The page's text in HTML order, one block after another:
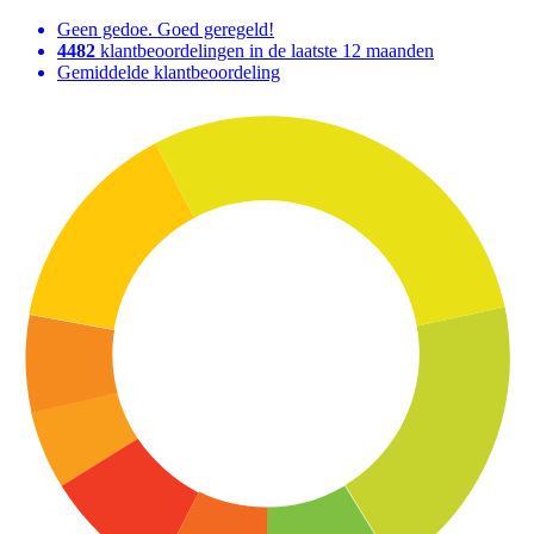
Geen gedoe. Goed geregeld!
4482 klantbeoordelingen in de laatste 12 maanden
Gemiddelde klantbeoordeling